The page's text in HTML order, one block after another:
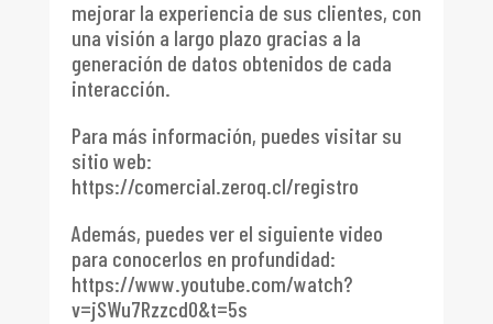
mejorar la experiencia de sus clientes, con
una visión a largo plazo gracias a la
generación de datos obtenidos de cada
interacción.
Para más información, puedes visitar su
sitio web:
https://comercial.zeroq.cl/registro
Además, puedes ver el siguiente video
para conocerlos en profundidad:
https://www.youtube.com/watch?
v=jSWu7Rzzcd0&t=5s